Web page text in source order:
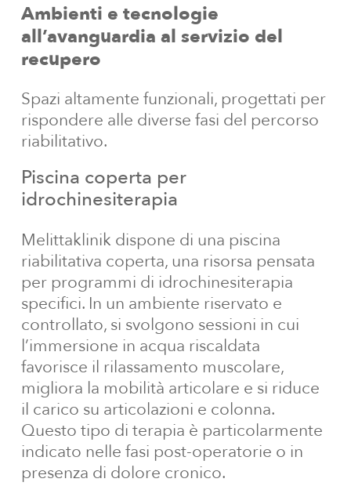
Ambienti e tecnologie
all’avanguardia al servizio del
recupero
Spazi altamente funzionali, progettati per
rispondere alle diverse fasi del percorso
riabilitativo.
Piscina coperta per
idrochinesiterapia
Melittaklinik dispone di una piscina
riabilitativa coperta, una risorsa pensata
per programmi di idrochinesiterapia
specifici. In un ambiente riservato e
controllato, si svolgono sessioni in cui
l’immersione in acqua riscaldata
favorisce il rilassamento muscolare,
migliora la mobilità articolare e si riduce
il carico su articolazioni e colonna.
Questo tipo di terapia è particolarmente
indicato nelle fasi post-operatorie o in
presenza di dolore cronico.